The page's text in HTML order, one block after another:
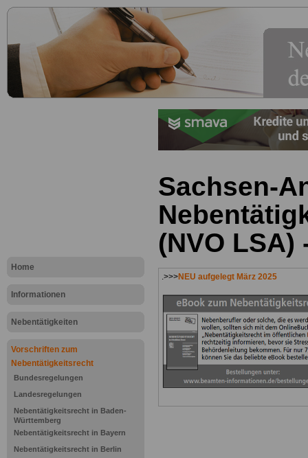
Home
Informationen
Nebentätigkeiten
Vorschriften zum
Nebentätigkeitsrecht
Bundesregelungen
Landesregelungen
Nebentätigkeitsrecht in Baden-
Württemberg
Nebentätigkeitsrecht in Bayern
Nebentätigkeitsrecht in Berlin
Sachsen-
(NVO
.>>>NEU aufgelegt März 2025